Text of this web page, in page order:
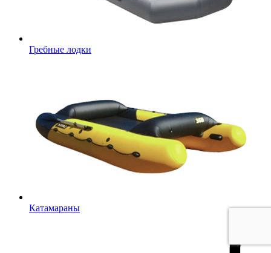
Гребные лодки
Катамараны